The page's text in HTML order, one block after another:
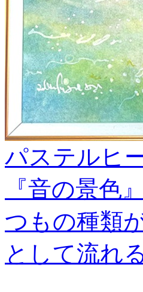
パステルヒ
『音の景色
つもの種類
として流れ